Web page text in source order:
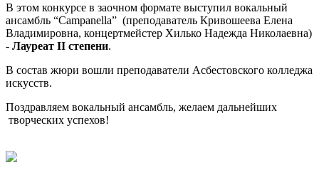
В этом конкурсе в заочном формате выступил вокальный
ансамбль “Campanella” (преподаватель Кривошеева Елена
Владимировна, концертмейстер Хилько Надежда Николаевна)
- Лауреат II степени.
В состав жюри вошли преподаватели Асбестовского колледжа
искусств.
Поздравляем вокальный ансамбль, желаем дальнейших
творческих успехов!